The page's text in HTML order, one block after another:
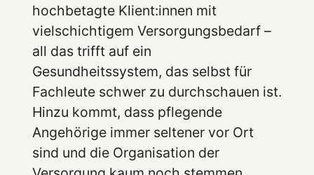
hochbetagte Klient:innen mit
vielschichtigem Versorgungsbedarf –
all das trifft auf ein
Gesundheitssystem, das selbst für
Fachleute schwer zu durchschauen ist.
Hinzu kommt, dass pflegende
Angehörige immer seltener vor Ort
sind und die Organisation der